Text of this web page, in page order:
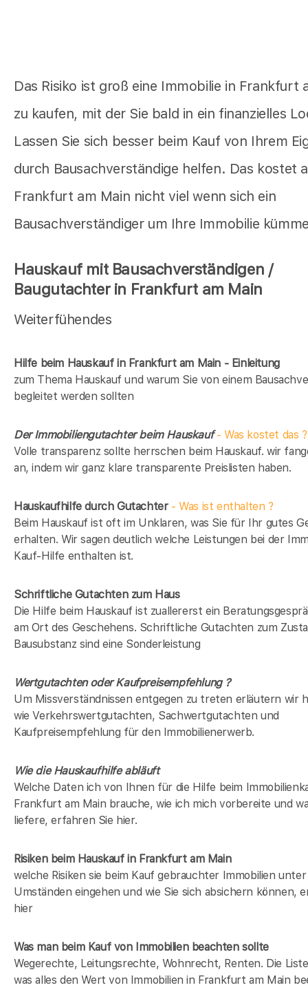
Das Risiko ist groß eine Immobilie in Frankfurt
zu kaufen, mit der Sie bald in ein finanzielles
Lassen Sie sich besser beim Kauf von Ihrem
durch Bausachverständige helfen. Das kostet
Frankfurt am Main nicht viel wenn sich ein
Bausachverständiger um Ihre Immobilie
Hauskauf mit Bausachverständigen /
Baugutachter in Frankfurt am Main
Weiterfühendes
Hilfe beim Hauskauf in Frankfurt am Main - Einleitung
zum Thema Hauskauf und warum Sie von einem
begleitet werden sollten
Der Immobiliengutachter beim Hauskauf- Was kostet das ?
Volle transparenz sollte herrschen beim Hauskauf. wir
an, indem wir ganz klare transparente Preislisten haben.
Hauskaufhilfe durch Gutachter- Was ist enthalten ?
Beim Hauskauf ist oft im Unklaren, was Sie für Ihr gutes
erhalten. Wir sagen deutlich welche Leistungen bei der
Kauf-Hilfe enthalten ist.
Schriftliche Gutachten zum Haus
Die Hilfe beim Hauskauf ist zuallererst ein
am Ort des Geschehens. Schriftliche Gutachten zum
Bausubstanz sind eine Sonderleistung
Wertgutachten oder Kaufpreisempfehlung ?
Um Missverständnissen entgegen zu treten erläutern wir
wie Verkehrswertgutachten, Sachwertgutachten und
Kaufpreisempfehlung für den Immobilienerwerb.
Wie die Hauskaufhilfe abläuft
Welche Daten ich von Ihnen für die Hilfe beim
Frankfurt am Main brauche, wie ich mich vorbereite und
liefere, erfahren Sie hier.
Risiken beim Hauskaufin Frankfurt am Main
welche Risiken sie beim Kauf gebrauchter Immobilien unter
Umständen eingehen und wie Sie sich absichern können,
hier
Was man beim Kauf von Immobilien beachten sollte
Wegerechte, Leitungsrechte, Wohnrecht, Renten. Die
was alles den Wert von Immobilien in Frankfurt am Main